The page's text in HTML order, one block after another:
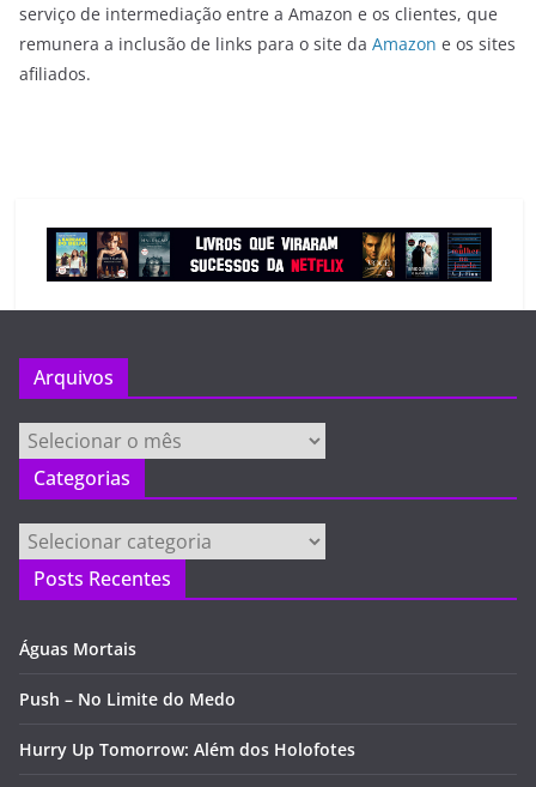
serviço de intermediação entre a Amazon e os clientes, que
remunera a inclusão de links para o site da Amazon e os sites
afiliados.
Arquivos
Arquivos
Categorias
Categorias
Posts Recentes
Águas Mortais
Push – No Limite do Medo
Hurry Up Tomorrow: Além dos Holofotes